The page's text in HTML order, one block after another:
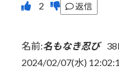
返信
名前:名もなき忍び
2024/02/07(水)